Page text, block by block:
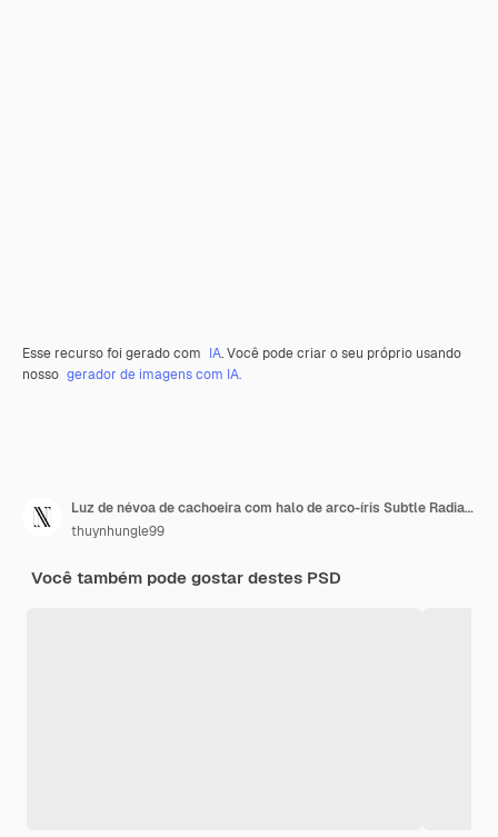
Esse recurso foi gerado com IA. Você pode criar o seu próprio usando
nosso gerador de imagens com IA.
Luz de névoa de cachoeira com halo de arco-íris Subtle Radiant Enhance PNG Y2K Design de efeito de luz de néon
thuynhungle99
Você também pode gostar destes PSD